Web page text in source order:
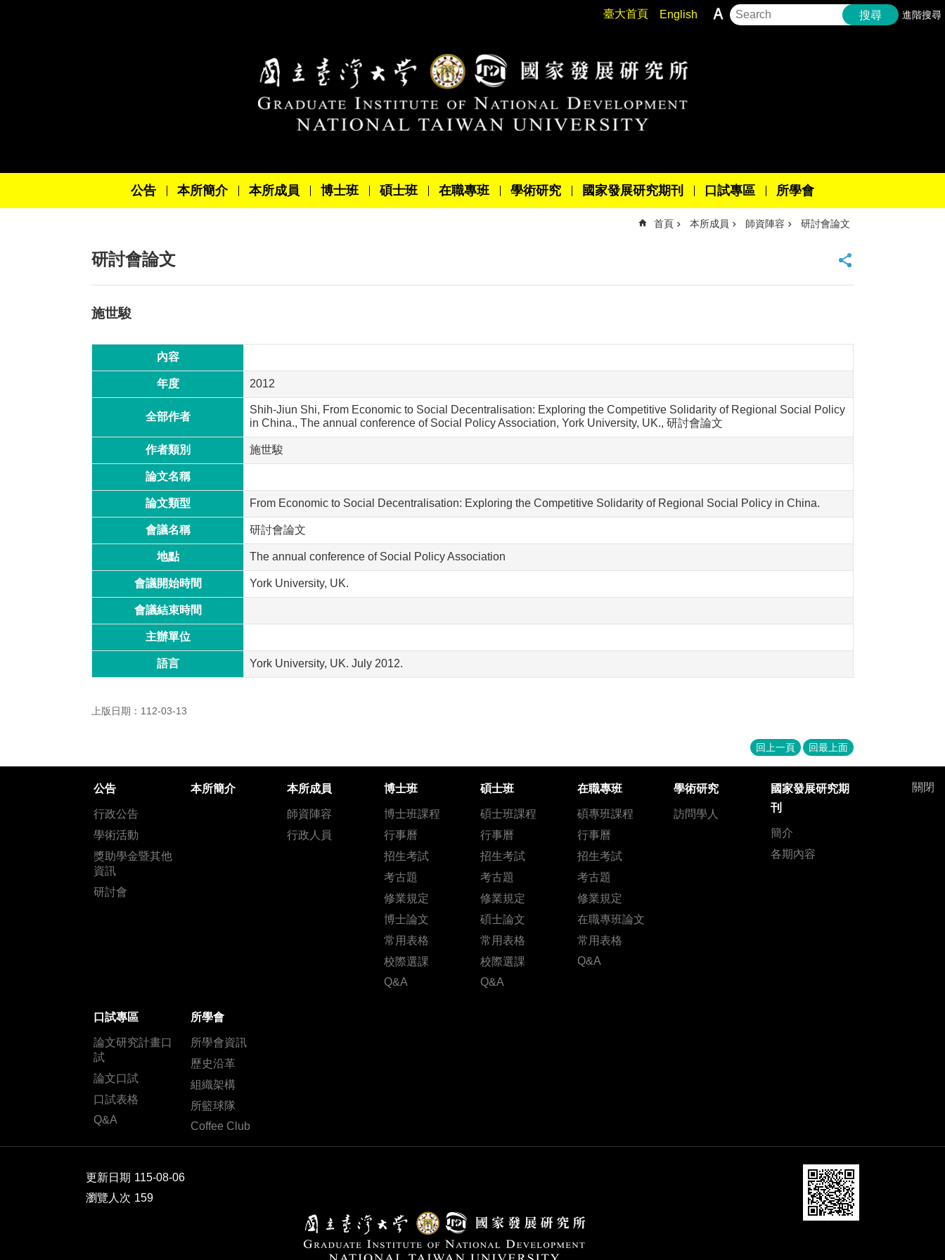
臺大首頁 English 搜尋 進階搜尋
公告 本所簡介 本所成員 博士班 碩士班 在職專班 學術研究 國家發展研究期刊 口試專區 所學會
首頁 本所成員 師資陣容 研討會論文
研討會論文
施世駿
內容
年度 2012
全部作者
Shih-Jiun Shi, From Economic to Social Decentralisation: Exploring the Competitive Solidarity of Regional Social Policy
in China., The annual conference of Social Policy Association, York University, UK., 研討會論文
作者類別 施世駿
論文名稱
論文類型 From Economic to Social Decentralisation: Exploring the Competitive Solidarity of Regional Social Policy in China.
會議名稱 研討會論文
地點 The annual conference of Social Policy Association
會議開始時間 York University, UK.
會議結束時間
主辦單位
語言 York University, UK. July 2012.
上版日期：112-03-13
回上一頁 回最上面
關閉
公告
行政公告
學術活動
獎助學金暨其他
資訊
研討會
本所簡介 本所成員
師資陣容
行政人員
博士班
博士班課程
行事曆
招生考試
考古題
修業規定
博士論文
常用表格
校際選課
Q&A
碩士班
碩士班課程
行事曆
招生考試
考古題
修業規定
碩士論文
常用表格
校際選課
Q&A
在職專班
碩專班課程
行事曆
招生考試
考古題
修業規定
在職專班論文
常用表格
Q&A
學術研究
訪問學人
國家發展研究期
刊
簡介
各期內容
口試專區
論文研究計畫口
試
論文口試
口試表格
Q&A
所學會
所學會資訊
歷史沿革
組織架構
所籃球隊
Coffee Club
更新日期 115-08-06
瀏覽人次 159